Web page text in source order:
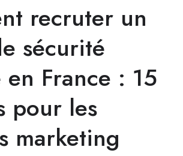
recruter un
sécurité
France : 15
pour les
marketing